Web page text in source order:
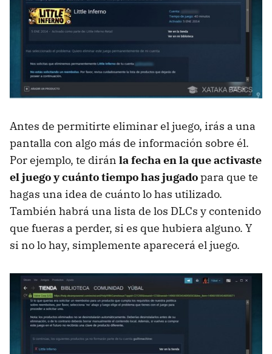
Antes de permitirte eliminar el juego, irás a una
pantalla con algo más de información sobre él.
Por ejemplo, te dirán la fecha en la que activaste
el juego y cuánto tiempo has jugadopara que te
hagas una idea de cuánto lo has utilizado.
También habrá una lista de los DLCs y contenido
que fueras a perder, si es que hubiera alguno. Y
si no lo hay, simplemente aparecerá el juego.